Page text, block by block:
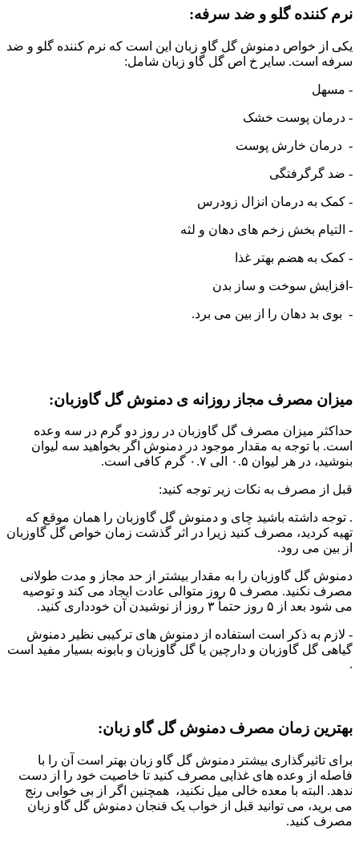
نرم کننده گلو و ضد سرفه:
یکی از خواص دمنوش گل گاو زبان این است که نرم کننده گلو و ضد
سرفه است. سایر خ اص گل گاو زبان شامل:
- مسهل
- درمان پوست خشک
- درمان خارش پوست
- ضد گرگرفتگی
- کمک به درمان انزال زودرس
- التیام بخش زخم های دهان و لثه
- کمک به هضم بهتر غذا
-افزایش سوخت و ساز بدن
- بوی بد دهان را از بین می برد.
میزان مصرف مجاز روزانه ی دمنوش گل گاوزبان:
حداکثر میزان مصرف گل گاوزبان در روز دو گرم در سه وعده
است. با توجه به مقدار موجود در دمنوش اگر بخواهید سه لیوان
بنوشید، در هر لیوان ۰.۵ الی ۰.۷ گرم کافی است.
قبل از مصرف به نکات زیر توجه کنید:
. توجه داشته باشید چای و دمنوش گل گاوزبان را همان موقع که
تهیه کردید، مصرف کنید زیرا در اثر گذشت زمان خواص گل گاوزبان
از بین می رود.
دمنوش گل گاوزبان را به مقدار بیشتر از حد مجاز و مدت طولانی
مصرف نکنید. مصرف ۵ روز متوالی عادت ایجاد می کند و توصیه
می شود بعد از ۵ روز حتماً ۳ روز از نوشیدن آن خودداری کنید.
- لازم به ذکر است استفاده از دمنوش های ترکیبی نظیر دمنوش
گیاهی گل گاوزبان و دارچین یا گل گاوزبان و بابونه بسیار مفید است
.
بهترین زمان مصرف دمنوش گل گاو زبان:
برای تاثیرگذاری بیشتر دمنوش گل گاو زبان بهتر است آن را با
فاصله از وعده های غذایی مصرف کنید تا خاصیت خود را از دست
ندهد. البته با معده خالی میل نکنید، همچنین اگر از بی خوابی رنج
می برید، می توانید قبل از خواب یک فنجان دمنوش گل گاو زبان
مصرف کنید.